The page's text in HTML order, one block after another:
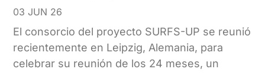
03 JUN 26
El consorcio del proyecto SURFS-UP se reunió
recientemente en Leipzig, Alemania, para
celebrar su reunión de los 24 meses, un